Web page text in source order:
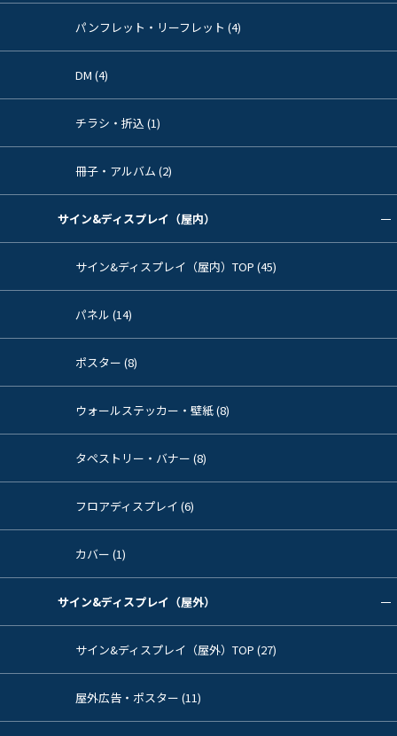
パンフレット・リーフレット (4)
DM (4)
チラシ・折込 (1)
冊子・アルバム (2)
サイン&ディスプレイ（屋内）
サイン&ディスプレイ（屋内）TOP (45)
パネル (14)
ポスター (8)
ウォールステッカー・壁紙 (8)
タペストリー・バナー (8)
フロアディスプレイ (6)
カバー (1)
サイン&ディスプレイ（屋外）
サイン&ディスプレイ（屋外）TOP (27)
屋外広告・ポスター (11)